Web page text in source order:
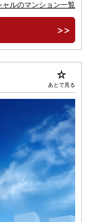
おおたかの
１６１邸のレ
ルのマンション一覧
あとで見る